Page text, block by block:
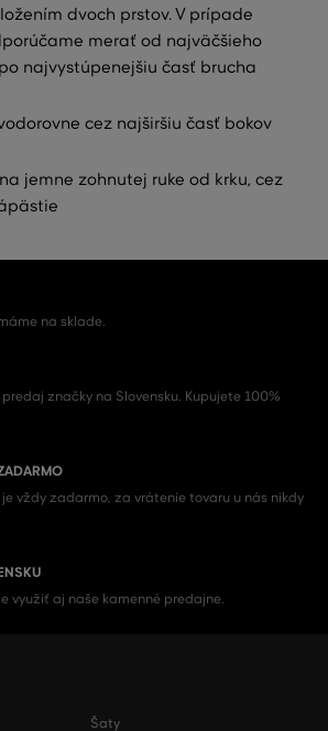
dvoch prstov. V prípade
merať od najväčšieho
najvystúpenejšiu časť brucha
cez najširšiu časť bokov
jemne zohnutej ruke od krku, cez
na sklade.
značky na Slovensku. Kupujete 100%
je vždy zadarmo, za vrátenie tovaru u nás nikdy
využiť aj naše kamenné predajne.
Šaty